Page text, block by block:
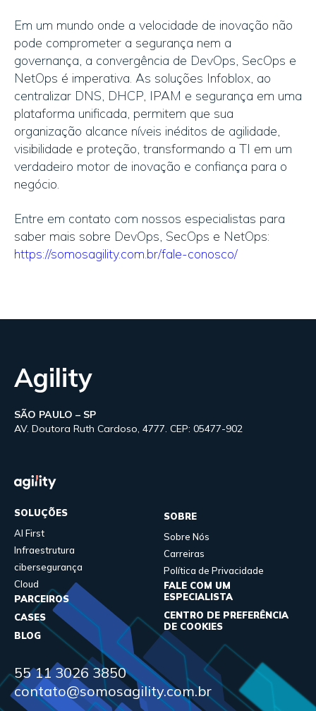
Em um mundo onde a velocidade de inovação não
pode comprometer a segurança nem a
governança, a convergência de DevOps, SecOps e
NetOps é imperativa. As soluções Infoblox, ao
centralizar DNS, DHCP, IPAM e segurança em uma
plataforma unificada, permitem que sua
organização alcance níveis inéditos de agilidade,
visibilidade e proteção, transformando a TI em um
verdadeiro motor de inovação e confiança para o
negócio.
Entre em contato com nossos especialistas para
saber mais sobre DevOps, SecOps e NetOps:
https://somosagility.com.br/fale-conosco/
Agility
SÃO PAULO – SP
AV. Doutora Ruth Cardoso, 4777. CEP: 05477-902
SOLUÇÕES
AI First
Infraestrutura
cibersegurança
Cloud
PARCEIROS
CASES
BLOG
SOBRE
Sobre Nós
Carreiras
Política de Privacidade
FALE COM UM
ESPECIALISTA
CENTRO DE PREFERÊNCIA
DE COOKIES
55 11 3026 3850
contato@somosagility.com.br